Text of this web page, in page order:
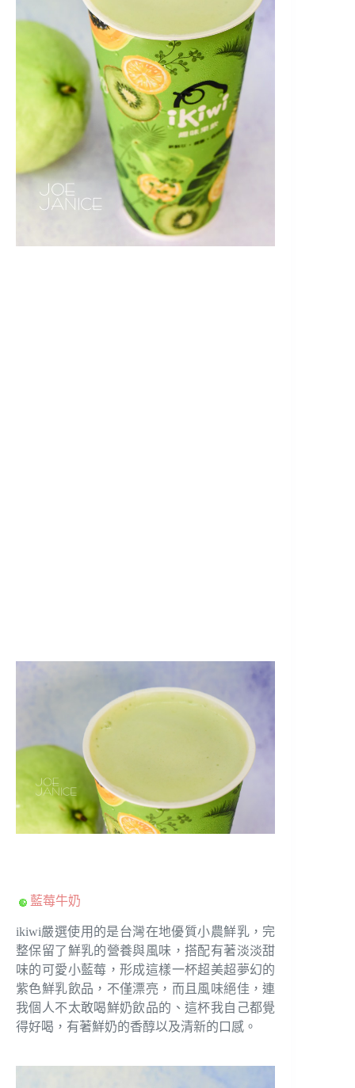
藍莓牛奶
ikiwi嚴選使用的是台灣在地優質小農鮮乳，完
整保留了鮮乳的營養與風味，搭配有著淡淡甜
味的可愛小藍莓，形成這樣一杯超美超夢幻的
紫色鮮乳飲品，不僅漂亮，而且風味絕佳，連
我個人不太敢喝鮮奶飲品的、這杯我自己都覺
得好喝，有著鮮奶的香醇以及清新的口感。